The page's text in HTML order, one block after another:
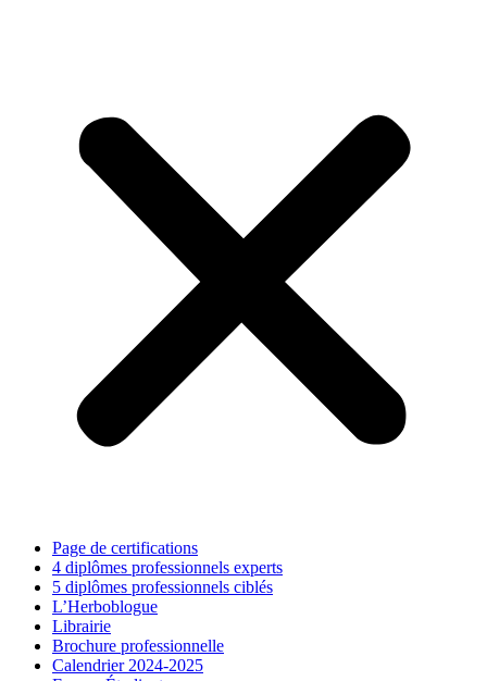
Page de certifications
4 diplômes professionnels experts
5 diplômes professionnels ciblés
L’Herboblogue
Librairie
Brochure professionnelle
Calendrier 2024-2025